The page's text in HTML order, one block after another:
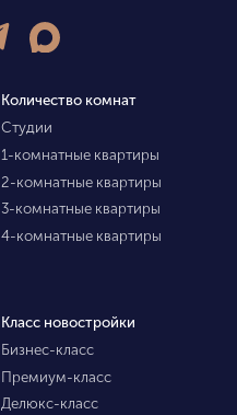
Количество комнат
Студии
1-комнатные квартиры
2-комнатные квартиры
3-комнатные квартиры
4-комнатные квартиры
Класс новостройки
Бизнес-класс
Премиум-класс
Делюкс-класс